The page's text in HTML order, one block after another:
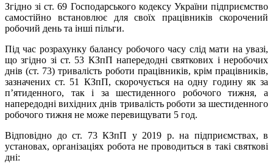
Згідно зі ст. 69 Господарського кодексу України підприємство
самостійно встановлює для своїх працівників скорочений
робочий день та інші пільги.
Під час розрахунку балансу робочого часу слід мати на увазі,
що згідно зі ст. 53 КЗпП напередодні святкових і неробочих
днів (ст. 73) тривалість роботи працівників, крім працівників,
зазначених ст. 51 КЗпП, скорочується на одну годину як за
п’ятиденного, так і за шестиденного робочого тижня, а
напередодні вихідних днів тривалість роботи за шестиденного
робочого тижня не може перевищувати 5 год.
Відповідно до ст. 73 КЗпП у 2019 р. на підприємствах, в
установах, організаціях робота не проводиться в такі святкові
дні: